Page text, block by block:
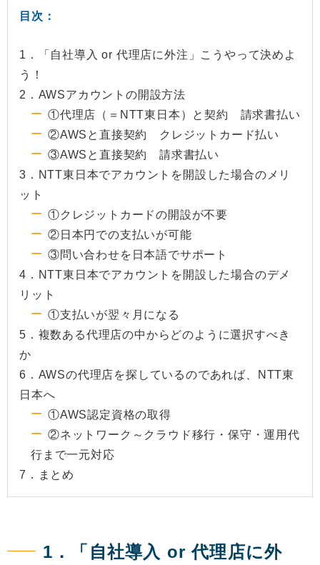
目次：
1．「自社導入 or 代理店に外注」こうやって決めよ
う！
2．AWSアカウントの開設方法
①代理店（＝NTT東日本）と契約 請求書払い
②AWSと直接契約 クレジットカード払い
③AWSと直接契約 請求書払い
3．NTT東日本でアカウントを開設した場合のメリ
ット
①クレジットカードの開設が不要
②日本円での支払いが可能
③問い合わせを日本語でサポート
4．NTT東日本でアカウントを開設した場合のデメ
リット
①支払いが翌々月になる
5．複数ある代理店の中からどのように選択すべき
か
6．AWSの代理店を探しているのであれば、NTT東
日本へ
①AWS認定資格の取得
②ネットワーク～クラウド移行・保守・運用代
行まで一元対応
7．まとめ
1．「自社導入 or 代理店に外